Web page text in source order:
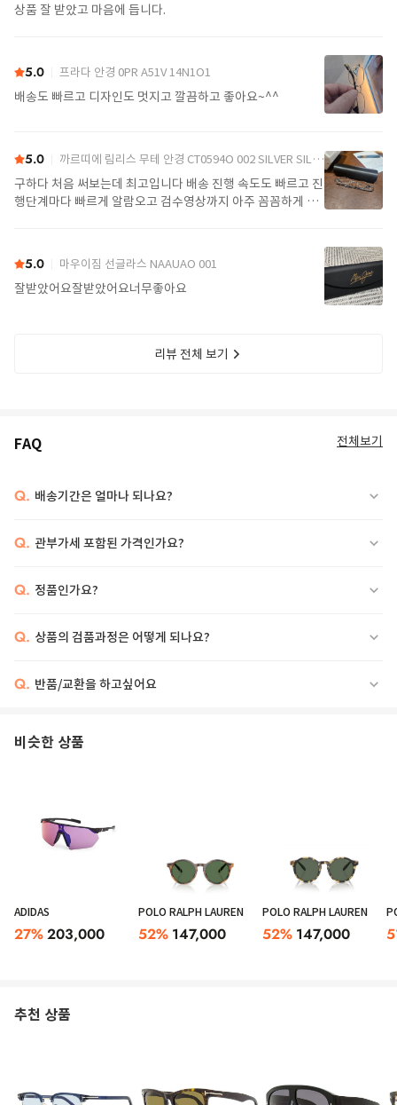
상품 잘 받았고 마음에 듭니다.
5.0 프라다 안경 0PR A51V 14N1O1
배송도 빠르고 디자인도 멋지고 깔끔하고 좋아요~^^
5.0 까르띠에 림리스 무테 안경 CT0594O 002 SILVER SILVER TRANSPARENT
구하다 처음 써보는데 최고입니다 배송 진행 속도도 빠르고 진
행단계마다 빠르게 알람오고 검수영상까지 아주 꼼꼼하게 찍
5.0 마우이짐 선글라스 NAAUAO 001
잘받았어요잘받았어요너무좋아요
리뷰 전체 보기
FAQ 전체보기
Q. 배송기간은 얼마나 되나요?
Q. 관부가세 포함된 가격인가요?
Q. 정품인가요?
Q. 상품의 검품과정은 어떻게 되나요?
Q. 반품/교환을 하고싶어요
비슷한 상품
ADIDAS
27%203,000
POLO RALPH LAUREN
52% 147,000
POLO RALPH LAUREN
52% 147,000
추천 상품